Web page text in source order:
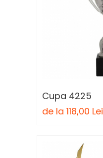
Cupa 4225
de la 118,00 Lei